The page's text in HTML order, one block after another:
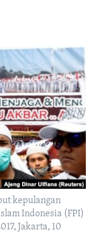
kepulangan
Indonesia (FPI)
Jakarta, 10